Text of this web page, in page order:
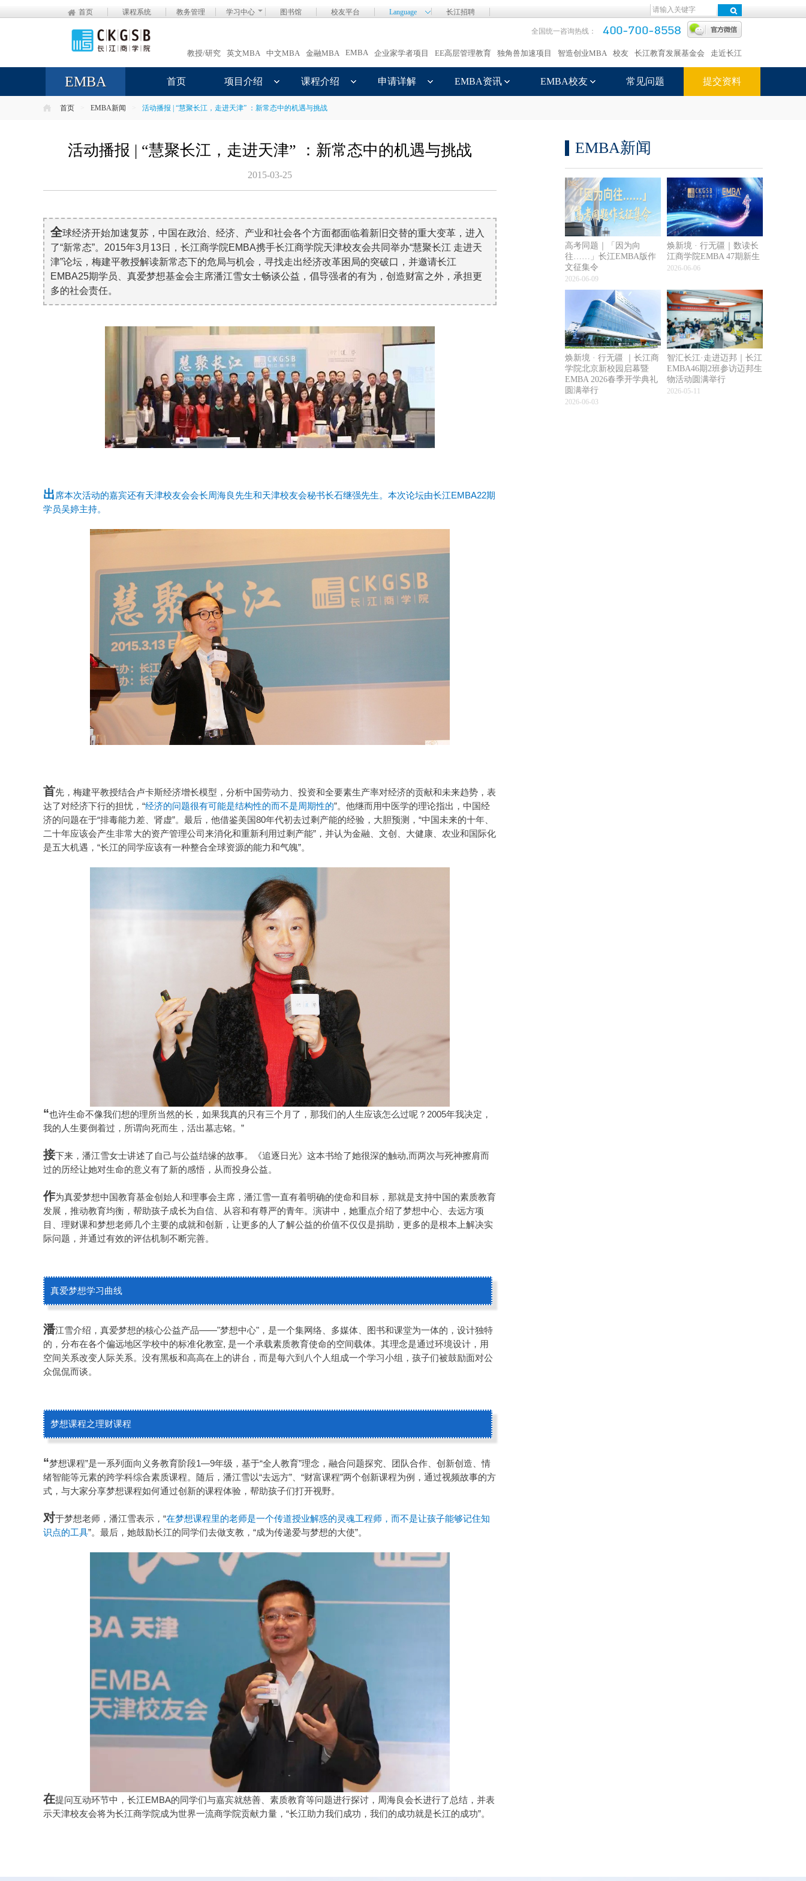
首页 课程系统 教务管理 学习中心 图书馆 校友平台 Language 长江招聘
全国统一咨询热线：
教授/研究 英文MBA 中文MBA 金融MBA EMBA 企业家学者项目 EE高层管理教育 独角兽加速项目 智造创业MBA 校友 长江教育发展基金会 走近长江
EMBA 首页 项目介绍 课程介绍 申请详解 EMBA资讯 EMBA校友 常见问题 提交资料
首页 EMBA新闻 活动播报 | “慧聚长江，走进天津” ：新常态中的机遇与挑战
活动播报 | “慧聚长江，走进天津” ：新常态中的机遇与挑战
2015-03-25
全球经济开始加速复苏，中国在政治、经济、产业和社会各个方面都面临着新旧交替的重大变革，进入
了“新常态”。2015年3月13日，长江商学院EMBA携手长江商学院天津校友会共同举办“慧聚长江 走进天
津”论坛，梅建平教授解读新常态下的危局与机会，寻找走出经济改革困局的突破口，并邀请长江
EMBA25期学员、真爱梦想基金会主席潘江雪女士畅谈公益，倡导强者的有为，创造财富之外，承担更
多的社会责任。
出 席本次活动的嘉宾还有天津校友会会长周海良先生和天津校友会秘书长石继强先生。本次论坛由长江EMBA22期
学员吴婷主持。
首先，梅建平教授结合卢卡斯经济增长模型，分析中国劳动力、投资和全要素生产率对经济的贡献和未来趋势，表
达了对经济下行的担忧，“经济的问题很有可能是结构性的而不是周期性的”。他继而用中医学的理论指出，中国经
济的问题在于“排毒能力差、肾虚”。最后，他借鉴美国80年代初去过剩产能的经验，大胆预测，“中国未来的十年、
二十年应该会产生非常大的资产管理公司来消化和重新利用过剩产能”，并认为金融、文创、大健康、农业和国际化
是五大机遇，“长江的同学应该有一种整合全球资源的能力和气魄”。
“也许生命不像我们想的理所当然的长，如果我真的只有三个月了，那我们的人生应该怎么过呢？2005年我决定，
我的人生要倒着过，所谓向死而生，活出墓志铭。”
接下来，潘江雪女士讲述了自己与公益结缘的故事。《追逐日光》这本书给了她很深的触动,而两次与死神擦肩而
过的历经让她对生命的意义有了新的感悟，从而投身公益。
作为真爱梦想中国教育基金创始人和理事会主席，潘江雪一直有着明确的使命和目标，那就是支持中国的素质教育
发展，推动教育均衡，帮助孩子成长为自信、从容和有尊严的青年。演讲中，她重点介绍了梦想中心、去远方项
目、理财课和梦想老师几个主要的成就和创新，让更多的人了解公益的价值不仅仅是捐助，更多的是根本上解决实
际问题，并通过有效的评估机制不断完善。
真爱梦想学习曲线
潘江雪介绍，真爱梦想的核心公益产品——"梦想中心"，是一个集网络、多媒体、图书和课堂为一体的，设计独特
的，分布在各个偏远地区学校中的标准化教室, 是一个承载素质教育使命的空间载体。其理念是通过环境设计，用
空间关系改变人际关系。没有黑板和高高在上的讲台，而是每六到八个人组成一个学习小组，孩子们被鼓励面对公
众侃侃而谈。
梦想课程之理财课程
“梦想课程”是一系列面向义务教育阶段1—9年级，基于“全人教育”理念，融合问题探究、团队合作、创新创造、情
绪智能等元素的跨学科综合素质课程。随后，潘江雪以“去远方”、“财富课程”两个创新课程为例，通过视频故事的方
式，与大家分享梦想课程如何通过创新的课程体验，帮助孩子们打开视野。
对于梦想老师，潘江雪表示，“在梦想课程里的老师是一个传道授业解惑的灵魂工程师，而不是让孩子能够记住知
识点的工具”。最后，她鼓励长江的同学们去做支教，“成为传递爱与梦想的大使”。
在提问互动环节中，长江EMBA的同学们与嘉宾就慈善、素质教育等问题进行探讨，周海良会长进行了总结，并表
示天津校友会将为长江商学院成为世界一流商学院贡献力量，“长江助力我们成功，我们的成功就是长江的成功”。
EMBA新闻
高考同题｜「因为向
往……」长江EMBA版作
文征集令
2026-06-09
焕新境 · 行无疆｜数读长
江商学院EMBA 47期新生
2026-06-06
焕新境 · 行无疆 ｜长江商
学院北京新校园启幕暨
EMBA 2026春季开学典礼
圆满举行
2026-06-03
智汇长江·走进迈邦｜长江
EMBA46期2班参访迈邦生
物活动圆满举行
2026-05-11